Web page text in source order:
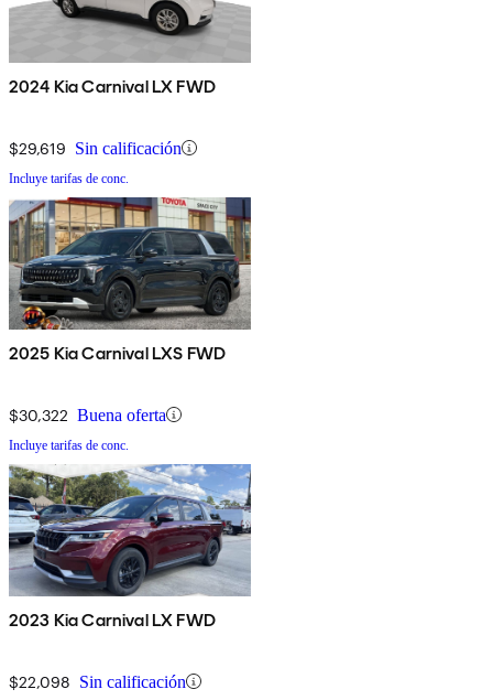
2024 Kia Carnival LX FWD
$29,619 Sin calificación
Incluye tarifas de conc.
2025 Kia Carnival LXS FWD
$30,322 Buena oferta
Incluye tarifas de conc.
2023 Kia Carnival LX FWD
$22,098 Sin calificación